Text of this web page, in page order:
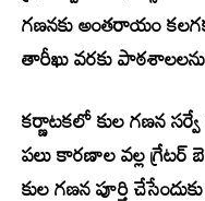
గణనకు అంతరాయం
తారీఖు వరకు
కర్ణాటకలో కుల గణన
పలు కారణాల వల్ల
కుల గణన పూర్తి